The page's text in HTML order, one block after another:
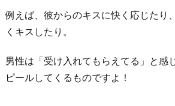
て
い
か
例えば、彼からのキスに快く応じたり
くキスしたり。
男性は「受け入れてもらえてる」と感
ピールしてくるものですよ！